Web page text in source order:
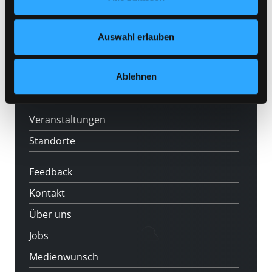
Nähere Informationen finden Sie in unserer
Auswahl erlauben
Ablehnen
Mitgliedschaft
LABUKA
News
Veranstaltungen
Standorte
Feedback
Kontakt
Über uns
Jobs
Medienwunsch